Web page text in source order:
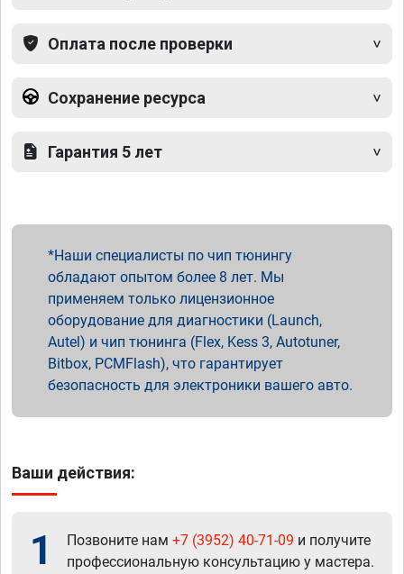
Оплата после проверки
Сохранение ресурса
Гарантия 5 лет
Наши специалисты по чип тюнингу
обладают опытом более 8 лет. Мы
применяем только лицензионное
оборудование для диагностики (Launch,
Autel) и чип тюнинга (Flex, Kess 3, Autotuner,
Bitbox, PCMFlash), что гарантирует
безопасность для электроники вашего авто.
Ваши действия:
1 Позвоните нам +7 (3952) 40-71-09 и получите
профессиональную консультацию у мастера.